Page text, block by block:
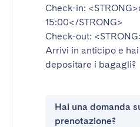
Check-in:
15:00</STRONG>
Check-out:
Arrivi in anticipo e
depositare i bagagli?
Hai una domanda
prenotazione?